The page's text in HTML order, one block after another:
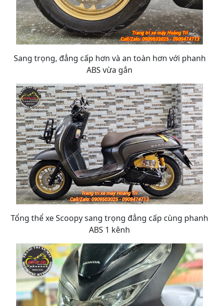
Sang trọng, đẳng cấp hơn và an toàn hơn với phanh
ABS vừa gắn
Tổng thể xe Scoopy sang trọng đẳng cấp cùng phanh
ABS 1 kênh